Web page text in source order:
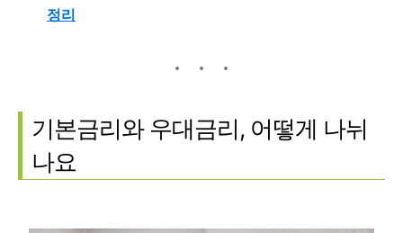
정리
기본금리와 우대금리, 어떻게 나뉘
나요